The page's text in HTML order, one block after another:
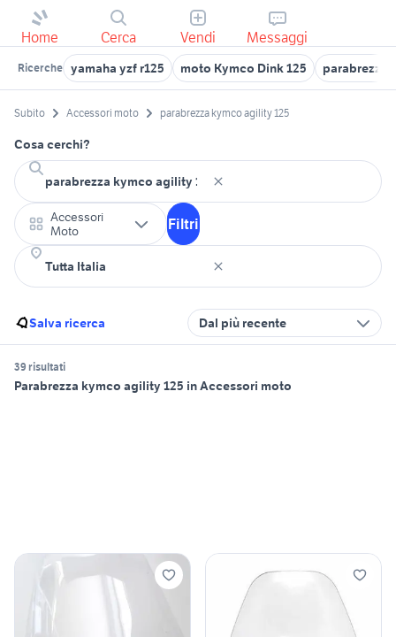
Home Cerca Vendi Messaggi
Ricerche yamaha yzf r125 moto Kymco Dink 125 parabrezza
Subito Accessori moto parabrezza kymco agility 125
Cosa cerchi?
Accessori
Moto
Filtri
Salva ricerca Dal più recente
39 risultati
Parabrezza kymco agility 125 in Accessori moto